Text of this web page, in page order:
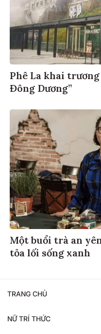
Phê La khai
Đông Dương”
Một buổi trà an
tỏa lối sống xanh
TRANG CHỦ
NỮ TRÍ THỨC